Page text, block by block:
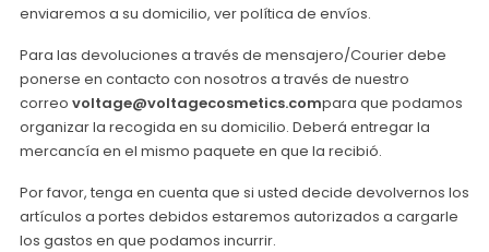
enviaremos a su domicilio, ver política de envíos.
Para las devoluciones a través de mensajero/Courier debe
ponerse en contacto con nosotros a través de nuestro
correo voltage@voltagecosmetics.compara que podamos
organizar la recogida en su domicilio. Deberá entregar la
mercancía en el mismo paquete en que la recibió.
Por favor, tenga en cuenta que si usted decide devolvernos los
artículos a portes debidos estaremos autorizados a cargarle
los gastos en que podamos incurrir.